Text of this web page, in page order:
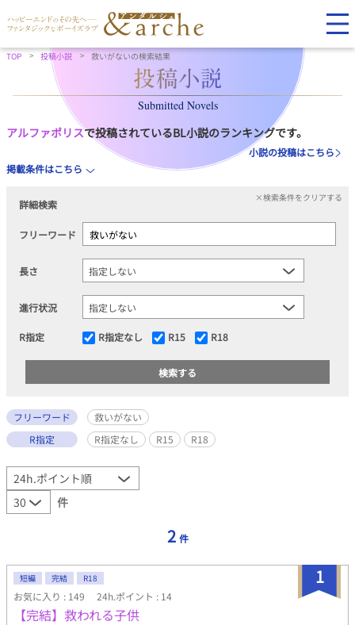
TOP 投稿小説 救いがないの検索結果
Submitted Novels
アルファポリスで投稿されているBL小説のランキングです。
小説の投稿はこちら
掲載条件はこちら
詳細検索
×検索条件をクリアする
フリーワード
長さ
進行状況
R指定 R指定なし R15 R18
フリーワード
救いがない
R指定
R指定なし R15 R18
件
2 件
1
短編 完結 R18
お気に入り : 149 24h.ポイント : 14
【完結】救われる子供